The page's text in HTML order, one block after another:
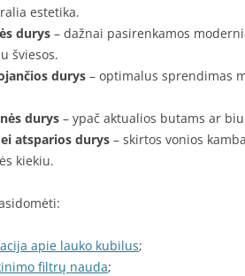
estetika.
durys – dažnai pasirenkamos
šviesos.
durys – optimalus sprendimas
durys – ypač aktualios butams ar
atsparios durys – skirtos vonios
kiekiu.
apie lauko kubilus;
filtrų nauda;